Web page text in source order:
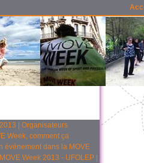
Organisateurs
Week, comment ça
événement dans la MOVE
Week 2013 - UFOLEP